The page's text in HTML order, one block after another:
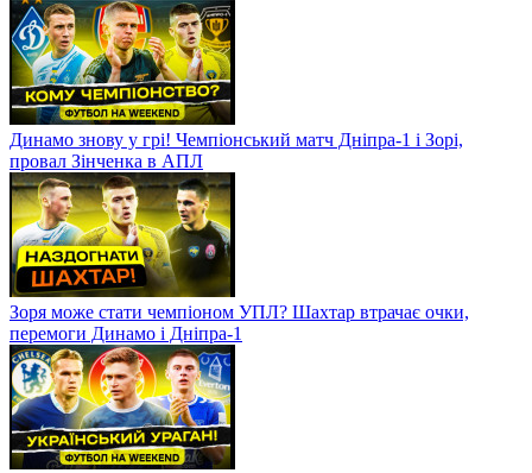
Динамо знову у грі! Чемпіонський матч Дніпра-1 і Зорі,
провал Зінченка в АПЛ
Зоря може стати чемпіоном УПЛ? Шахтар втрачає очки,
перемоги Динамо і Дніпра-1